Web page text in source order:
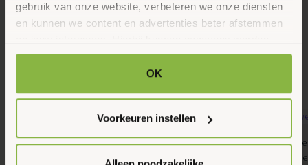
gebruik van onze website, verbeteren we onze diensten
en kunnen we content en advertenties beter afstemmen
gedeeld met externe partners.
staan. Via ‘Voorkeuren instellen’ kun je per categorie
kiezen welke cookies je accepteert. Je kunt je keuze op
OK
Voorkeuren instellen
Gerelateerde activiteiten
9
Banenzwemmen, Gemeente Ede, Jongeren,
Senioren, Volwassenen, Zwemmen
9
Augustus 2026
4kids,
Peuters en